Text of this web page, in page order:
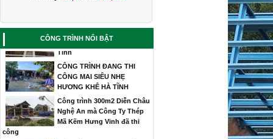
CÔNG TRÌNH NỔI BẬT
hợp kim nhôm Thạch Lim Hà
Tĩnh
CÔNG TRÌNH ĐANG THI
CÔNG MAI SIÊU NHẸ
HƯƠNG KHÊ HÀ TĨNH
Công trình 300m2 Diễn Châu
Nghệ An mà Công Ty Thép
Mã Kẽm Hưng Vinh đã thi
công